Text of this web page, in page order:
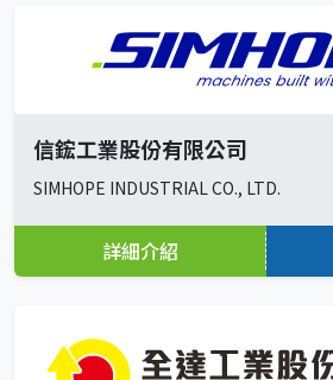
信鋐工業股份有限公司
SIMHOPE INDUSTRIAL CO., LTD.
詳細介紹